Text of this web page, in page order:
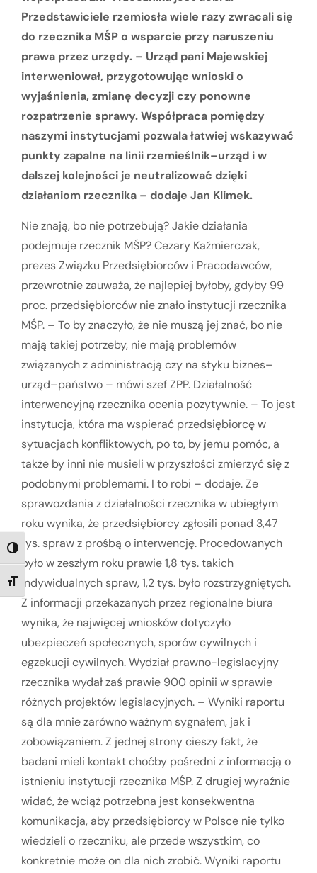
TOGGLE HIGH CONTRAST
TOGGLE FONT SIZE
Przedstawiciele rzemiosła wiele razy zwracali się
do rzecznika MŚP o wsparcie przy naruszeniu
prawa przez urzędy. – Urząd pani Majewskiej
interweniował, przygotowując wnioski o
wyjaśnienia, zmianę decyzji czy ponowne
rozpatrzenie sprawy. Współpraca pomiędzy
naszymi instytucjami pozwala łatwiej wskazywać
punkty zapalne na linii rzemieślnik–urząd i w
dalszej kolejności je neutralizować dzięki
działaniom rzecznika – dodaje Jan Klimek.
Nie znają, bo nie potrzebują? Jakie działania
podejmuje rzecznik MŚP? Cezary Kaźmierczak,
prezes Związku Przedsiębiorców i Pracodawców,
przewrotnie zauważa, że najlepiej byłoby, gdyby 99
proc. przedsiębiorców nie znało instytucji rzecznika
MŚP. – To by znaczyło, że nie muszą jej znać, bo nie
mają takiej potrzeby, nie mają problemów
związanych z administracją czy na styku biznes–
urząd–państwo – mówi szef ZPP. Działalność
interwencyjną rzecznika ocenia pozytywnie. – To jest
instytucja, która ma wspierać przedsiębiorcę w
sytuacjach konfliktowych, po to, by jemu pomóc, a
także by inni nie musieli w przyszłości zmierzyć się z
podobnymi problemami. I to robi – dodaje. Ze
sprawozdania z działalności rzecznika w ubiegłym
roku wynika, że przedsiębiorcy zgłosili ponad 3,47
tys. spraw z prośbą o interwencję. Procedowanych
było w zeszłym roku prawie 1,8 tys. takich
indywidualnych spraw, 1,2 tys. było rozstrzygniętych.
Z informacji przekazanych przez regionalne biura
wynika, że najwięcej wniosków dotyczyło
ubezpieczeń społecznych, sporów cywilnych i
egzekucji cywilnych. Wydział prawno-legislacyjny
rzecznika wydał zaś prawie 900 opinii w sprawie
różnych projektów legislacyjnych. – Wyniki raportu
są dla mnie zarówno ważnym sygnałem, jak i
zobowiązaniem. Z jednej strony cieszy fakt, że
badani mieli kontakt choćby pośredni z informacją o
istnieniu instytucji rzecznika MŚP. Z drugiej wyraźnie
widać, że wciąż potrzebna jest konsekwentna
komunikacja, aby przedsiębiorcy w Polsce nie tylko
wiedzieli o rzeczniku, ale przede wszystkim, co
konkretnie może on dla nich zrobić. Wyniki raportu